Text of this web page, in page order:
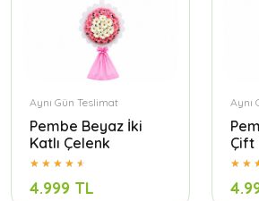
Aynı Gün Teslimat
Pembe Beyaz İki
Katlı Çelenk
4.999 TL
Aynı
Çift